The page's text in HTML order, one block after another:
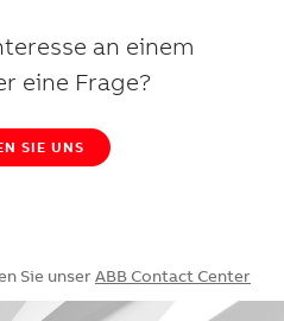
an einem
eine Frage?
SIE UNS
Sie unser ABB Contact Center